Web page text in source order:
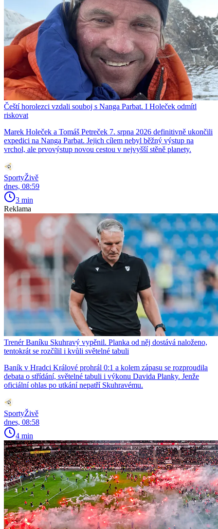
Čeští horolezci vzdali souboj s Nanga Parbat. I Holeček odmítl
riskovat
Marek Holeček a Tomáš Petreček 7. srpna 2026 definitivně ukončili
expedici na Nanga Parbat. Jejich cílem nebyl běžný výstup na
vrchol, ale prvovýstup novou cestou v nejvyšší stěně planety.
SportyŽivě
dnes, 08:59
3 min
Reklama
Trenér Baníku Skuhravý vypěnil. Planka od něj dostává naloženo,
tentokrát se rozčílil i kvůli světelné tabuli
Baník v Hradci Králové prohrál 0:1 a kolem zápasu se rozproudila
debata o střídání, světelné tabuli i výkonu Davida Planky. Jenže
oficiální ohlas po utkání nepatří Skuhravému.
SportyŽivě
dnes, 08:58
4 min